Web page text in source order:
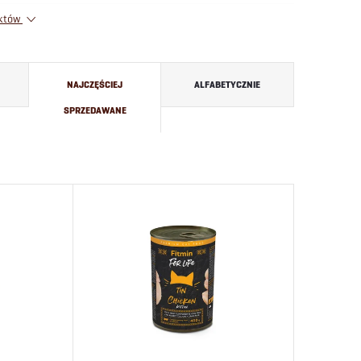
NAJCZĘŚCIEJ
SPRZEDAWANE
ALFABETYCZNIE